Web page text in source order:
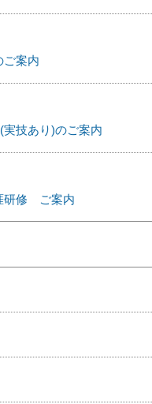
ご案内
技あり)のご案内
研修 ご案内